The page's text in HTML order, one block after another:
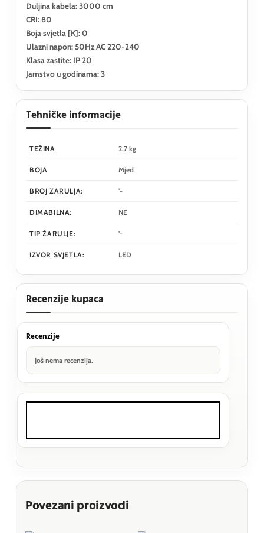
Duljina kabela: 3000 cm
CRI: 80
Boja svjetla [K]: 0
Ulazni napon: 50Hz AC 220-240
Klasa zastite: IP 20
Jamstvo u godinama: 3
Tehničke informacije
TEŽINA 2,7 kg
BOJA Mjed
BROJ ŽARULJA: '-
DIMABILNA: NE
TIP ŽARULJE: '-
IZVOR SVJETLA: LED
Recenzije kupaca
Recenzije
Još nema recenzija.
Povezani proizvodi